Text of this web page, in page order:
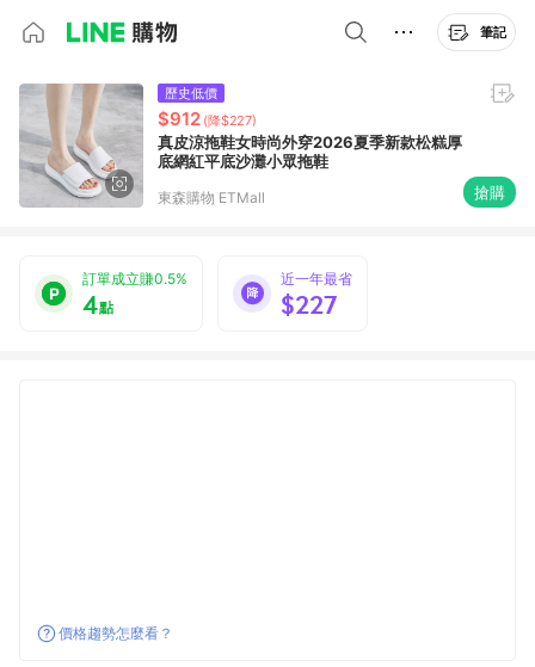
筆記
歷史低價
$912 (降$227)
真皮涼拖鞋女時尚外穿2026夏季新款松糕厚
底網紅平底沙灘小眾拖鞋
東森購物 ETMall 搶購
訂單成立賺0.5%
4點
近一年最省
$227
價格趨勢怎麼看？